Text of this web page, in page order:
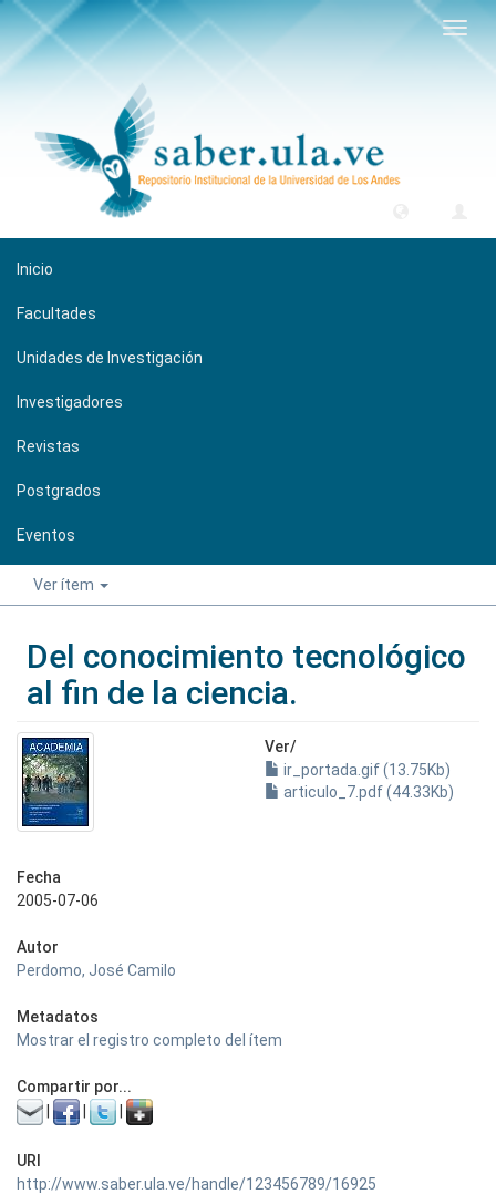
Inicio
Facultades
Unidades de Investigación
Investigadores
Revistas
Postgrados
Eventos
Ver ítem
Del conocimiento tecnológico
al fin de la ciencia.
Ver/
ir_portada.gif (13.75Kb)
articulo_7.pdf (44.33Kb)
Fecha
2005-07-06
Autor
Perdomo, José Camilo
Metadatos
Mostrar el registro completo del ítem
Compartir por...
URI
http://www.saber.ula.ve/handle/123456789/16925